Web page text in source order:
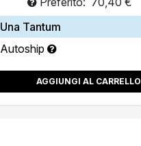
Una Tantum
Autoship
AGGIUNGI AL CARRELLO